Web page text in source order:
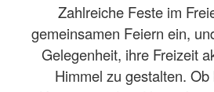
Zahlreiche Feste im
gemeinsamen Feiern ein,
Gelegenheit, ihre Freizeit
Himmel zu gestalten.